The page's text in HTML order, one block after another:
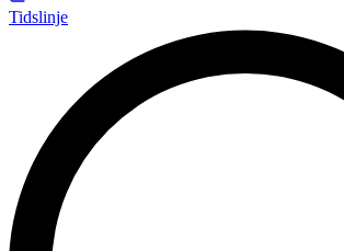
Tidslinje